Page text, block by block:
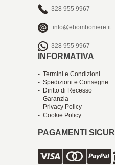
328 955 9967
info@ebomboniere.it
328 955 9967
INFORMATIVA
- Termini e Condizioni
- Spedizioni e Consegne
- Diritto di Recesso
- Garanzia
- Privacy Policy
- Cookie Policy
PAGAMENTI SICURI